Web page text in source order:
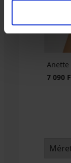
Anette
7 090